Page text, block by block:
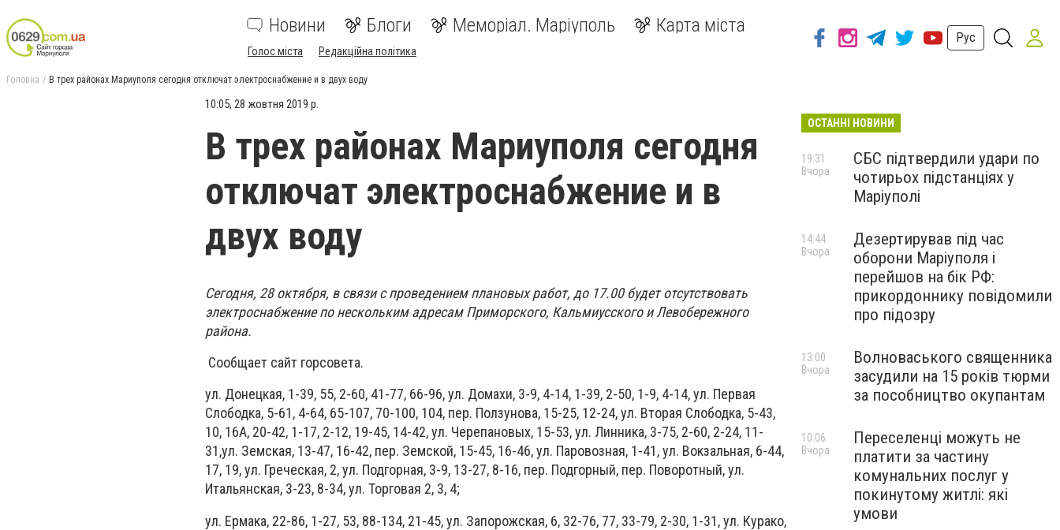
Новини Блоги Меморіал. Маріуполь Карта міста
Голос міста Редакційна політика
Рус
Головна В трех районах Мариуполя сегодня отключат электроснабжение и в двух воду
10:05, 28 жовтня 2019 р.
В трех районах Мариуполя сегодня
отключат электроснабжение и в
двух воду
Сегодня, 28 октября, в связи с проведением плановых работ, до 17.00 будет отсутствовать
электроснабжение по нескольким адресам Приморского, Кальмиусского и Левобережного
района.
Сообщает сайт горсовета.
ул. Донецкая, 1-39, 55, 2-60, 41-77, 66-96, ул. Домахи, 3-9, 4-14, 1-39, 2-50, 1-9, 4-14, ул. Первая
Слободка, 5-61, 4-64, 65-107, 70-100, 104, пер. Ползунова, 15-25, 12-24, ул. Вторая Слободка, 5-43,
10, 16А, 20-42, 1-17, 2-12, 19-45, 14-42, ул. Черепановых, 15-53, ул. Линника, 3-75, 2-60, 2-24, 11-
31,ул. Земская, 13-47, 16-42, пер. Земской, 15-45, 16-46, ул. Паровозная, 1-41, ул. Вокзальная, 6-44,
17, 19, ул. Греческая, 2, ул. Подгорная, 3-9, 13-27, 8-16, пер. Подгорный, пер. Поворотный, ул.
Итальянская, 3-23, 8-34, ул. Торговая 2, 3, 4;
ул. Ермака, 22-86, 1-27, 53, 88-134, 21-45, ул. Запорожская, 6, 32-76, 77, 33-79, 2-30, 1-31, ул. Курако,
ОСТАННІ НОВИНИ
СБС підтвердили удари по
чотирьох підстанціях у
Маріуполі
19:31
Вчора
Дезертирував під час
оборони Маріуполя і
перейшов на бік РФ:
прикордоннику повідомили
про підозру
14:44
Вчора
Волноваського священника
засудили на 15 років тюрми
за пособництво окупантам
13:00
Вчора
Переселенці можуть не
платити за частину
комунальних послуг у
покинутому житлі: які
умови
10:06
Вчора